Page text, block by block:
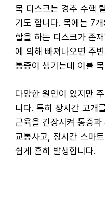
목 디스크는 경추 수핵
기도 합니다. 목에는 7
할을 하는 디스크가 존
에 의해 빠져나오면 주
통증이 생기는데 이를
다양한 원인이 있지만
니다. 특히 장시간 고개
근육을 긴장시켜 통증
교통사고, 장시간 스마
쉽게 흔히 발생합니다.